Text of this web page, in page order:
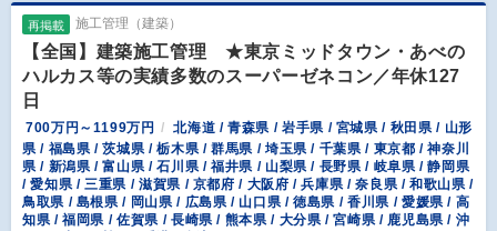
再掲載 施工管理（建築）
【全国】建築施工管理 ★東京ミッドタウン・あべの
ハルカス等の実績多数のスーパーゼネコン／年休127
日
700万円～1199万円
北海道 / 青森県 / 岩手県 / 宮城県 / 秋田県 / 山形
県 / 福島県 / 茨城県 / 栃木県 / 群馬県 / 埼玉県 / 千葉県 / 東京都 / 神奈川
県 / 新潟県 / 富山県 / 石川県 / 福井県 / 山梨県 / 長野県 / 岐阜県 / 静岡県
/ 愛知県 / 三重県 / 滋賀県 / 京都府 / 大阪府 / 兵庫県 / 奈良県 / 和歌山県 /
鳥取県 / 島根県 / 岡山県 / 広島県 / 山口県 / 徳島県 / 香川県 / 愛媛県 / 高
知県 / 福岡県 / 佐賀県 / 長崎県 / 熊本県 / 大分県 / 宮崎県 / 鹿児島県 / 沖